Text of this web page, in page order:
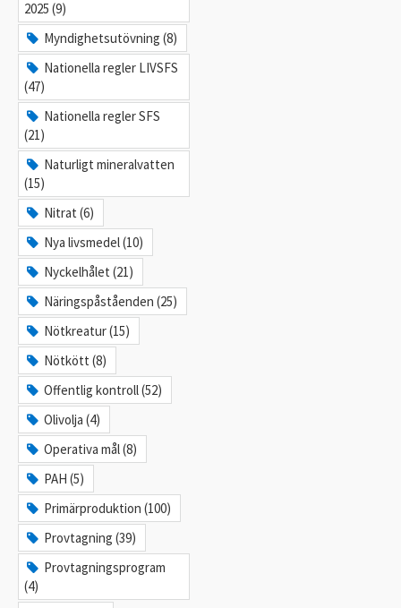
2025 (9)
Myndighetsutövning (8)
Nationella regler LIVSFS
(47)
Nationella regler SFS
(21)
Naturligt mineralvatten
(15)
Nitrat (6)
Nya livsmedel (10)
Nyckelhålet (21)
Näringspåståenden (25)
Nötkreatur (15)
Nötkött (8)
Offentlig kontroll (52)
Olivolja (4)
Operativa mål (8)
PAH (5)
Primärproduktion (100)
Provtagning (39)
Provtagningsprogram
(4)